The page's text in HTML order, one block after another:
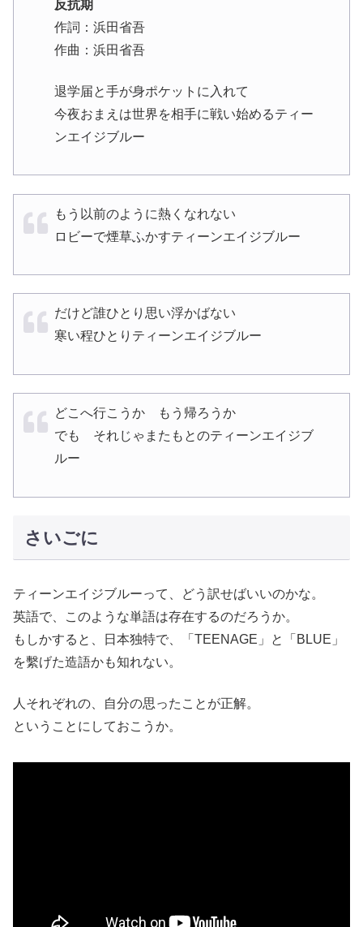
反抗期
作詞：浜田省吾
作曲：浜田省吾
退学届と手が身ポケットに入れて
今夜おまえは世界を相手に戦い始めるティー
ンエイジブルー
もう以前のように熱くなれない
ロビーで煙草ふかすティーンエイジブルー
だけど誰ひとり思い浮かばない
寒い程ひとりティーンエイジブルー
どこへ行こうか もう帰ろうか
でも それじゃまたもとのティーンエイジブ
ルー
さいごに
ティーンエイジブルーって、どう訳せばいいのかな。
英語で、このような単語は存在するのだろうか。
もしかすると、日本独特で、「TEENAGE」と「BLUE」
を繫げた造語かも知れない。
人それぞれの、自分の思ったことが正解。
ということにしておこうか。